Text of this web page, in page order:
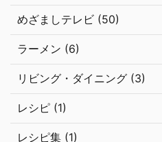
めざましテレビ (50)
ラーメン (6)
リビング・ダイニング (3)
レシピ (1)
レシピ集 (1)